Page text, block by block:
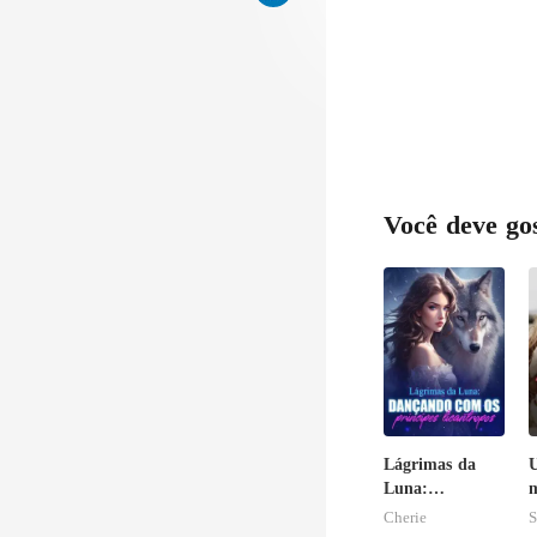
Você deve
Lágrimas da
Luna:
Dançando com
Cherie